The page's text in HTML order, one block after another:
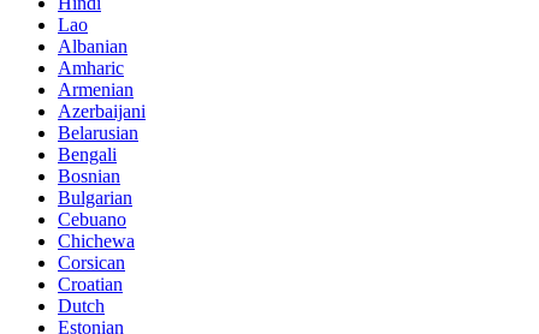
Lao
Albanian
Amharic
Armenian
Azerbaijani
Belarusian
Bengali
Bosnian
Bulgarian
Cebuano
Chichewa
Corsican
Croatian
Dutch
Estonian